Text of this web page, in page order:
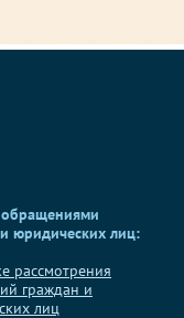
обращениями
юридических лиц:
рассмотрения
граждан и
лиц